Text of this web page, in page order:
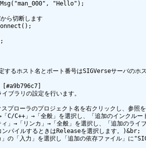
するホスト名とポート番号はSIGVerseサーバのホ
[#a9b796c7]
ブラリの設定を行います。
プローラのプロジェクト名を右クリックし、参照
→「C/C++」→「全般」を選択し、「追加のインク
」→「リンカ」→「全般」を選択し、「追加のラ
ンパイルするときはReleaseを選択します。)&br;
」の「入力」を選択し「追加の依存ファイル」